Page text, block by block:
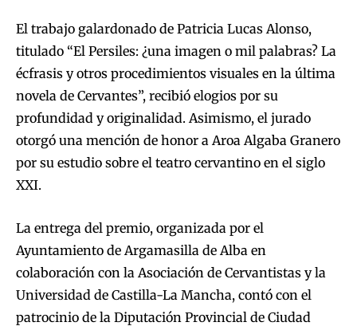
El trabajo galardonado de Patricia Lucas Alonso,
titulado “El Persiles: ¿una imagen o mil palabras? La
écfrasis y otros procedimientos visuales en la última
novela de Cervantes”, recibió elogios por su
profundidad y originalidad. Asimismo, el jurado
otorgó una mención de honor a Aroa Algaba Granero
por su estudio sobre el teatro cervantino en el siglo
XXI.
La entrega del premio, organizada por el
Ayuntamiento de Argamasilla de Alba en
colaboración con la Asociación de Cervantistas y la
Universidad de Castilla-La Mancha, contó con el
patrocinio de la Diputación Provincial de Ciudad